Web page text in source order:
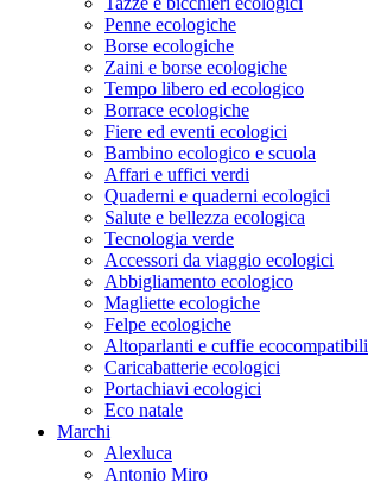
Penne ecologiche
Borse ecologiche
Zaini e borse ecologiche
Tempo libero ed ecologico
Borrace ecologiche
Fiere ed eventi ecologici
Bambino ecologico e scuola
Affari e uffici verdi
Quaderni e quaderni ecologici
Salute e bellezza ecologica
Tecnologia verde
Accessori da viaggio ecologici
Abbigliamento ecologico
Magliette ecologiche
Felpe ecologiche
Altoparlanti e cuffie ecocompatibili
Caricabatterie ecologici
Portachiavi ecologici
Eco natale
Marchi
Alexluca
Antonio Miro